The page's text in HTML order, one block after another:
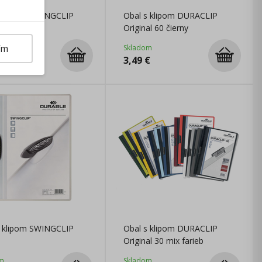
klipom SWINGCLIP
Obal s klipom DURACLIP
Original 60 čierny
Skladom
3,49 €
SWINGCLIP
Obal s klipom DURACLIP
Original 30 mix farieb